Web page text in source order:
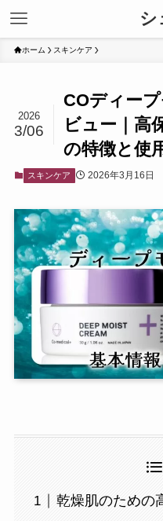
シ
ホーム スキンケア
COディー
ビュー｜高
の特徴と使
2026
3/06
スキンケア 2026年3月16日
乾燥肌のための